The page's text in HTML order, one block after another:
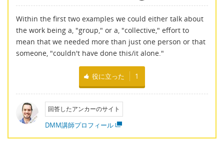
Within the first two examples we could either talk about
the work being a, "group," or a, "collective," effort to
mean that we needed more than just one person or that
someone, "couldn't have done this/it alone."
役に立った 1
回答したアンカーのサイト
DMM講師プロフィール